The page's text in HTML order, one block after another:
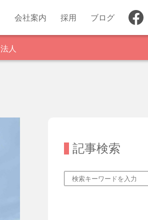
会社案内 採用 ブログ
法人
記事検索